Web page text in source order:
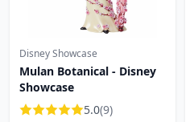
Disney Showcase
Mulan Botanical - Disney
Showcase
5.0(9)